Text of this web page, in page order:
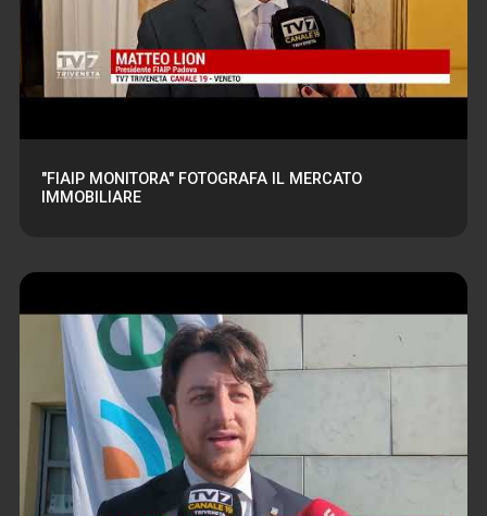
"FIAIP MONITORA" FOTOGRAFA IL MERCATO
IMMOBILIARE